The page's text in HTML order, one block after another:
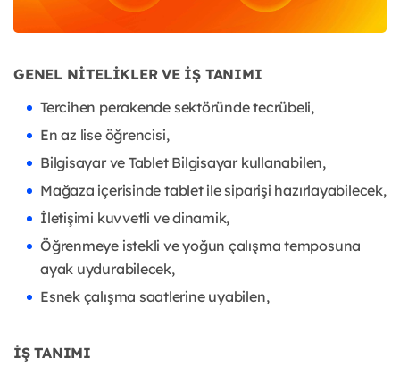
GENEL NİTELİKLER VE İŞ TANIMI
Tercihen perakende sektöründe tecrübeli,
En az lise öğrencisi,
Bilgisayar ve Tablet Bilgisayar kullanabilen,
Mağaza içerisinde tablet ile siparişi hazırlayabilecek,
İletişimi kuvvetli ve dinamik,
Öğrenmeye istekli ve yoğun çalışma temposuna
ayak uydurabilecek,
Esnek çalışma saatlerine uyabilen,
İŞ TANIMI